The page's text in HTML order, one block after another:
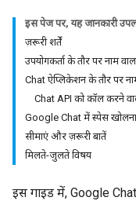
इस पेज पर, यह जानकारी
ज़रूरी शर्तें
उपयोगकर्ता के तौर पर नाम
Chat ऐप्लिकेशन के तौर पर
Chat API को कॉल करने
Google Chat में स्पेस खोलना
सीमाएं और ज़रूरी बातें
मिलते-जुलते विषय
इस गाइड में, Google